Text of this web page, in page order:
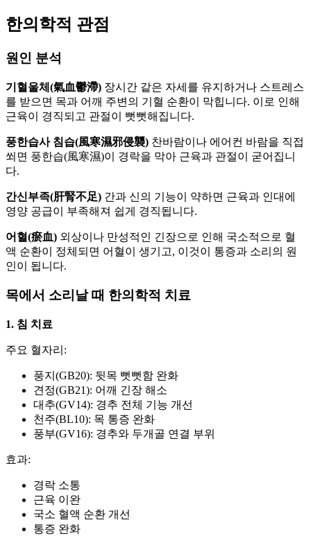
한의학적 관점
원인 분석
기혈울체(氣血鬱滯) 장시간 같은 자세를 유지하거나 스트레스
를 받으면 목과 어깨 주변의 기혈 순환이 막힙니다. 이로 인해
근육이 경직되고 관절이 뻣뻣해집니다.
풍한습사 침습(風寒濕邪侵襲) 찬바람이나 에어컨 바람을 직접
쐬면 풍한습(風寒濕)이 경락을 막아 근육과 관절이 굳어집니
다.
간신부족(肝腎不足) 간과 신의 기능이 약하면 근육과 인대에
영양 공급이 부족해져 쉽게 경직됩니다.
어혈(瘀血) 외상이나 만성적인 긴장으로 인해 국소적으로 혈
액 순환이 정체되면 어혈이 생기고, 이것이 통증과 소리의 원
인이 됩니다.
목에서 소리날 때 한의학적 치료
1. 침 치료
주요 혈자리:
풍지(GB20): 뒷목 뻣뻣함 완화
견정(GB21): 어깨 긴장 해소
대추(GV14): 경추 전체 기능 개선
천주(BL10): 목 통증 완화
풍부(GV16): 경추와 두개골 연결 부위
효과:
경락 소통
근육 이완
국소 혈액 순환 개선
통증 완화